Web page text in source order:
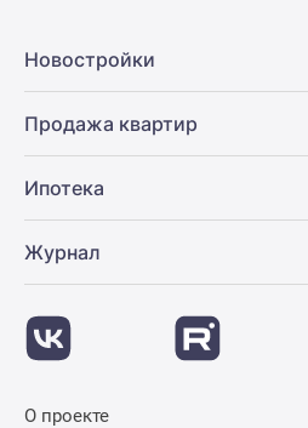
Новостройки
Продажа квартир
Ипотека
Журнал
О проекте